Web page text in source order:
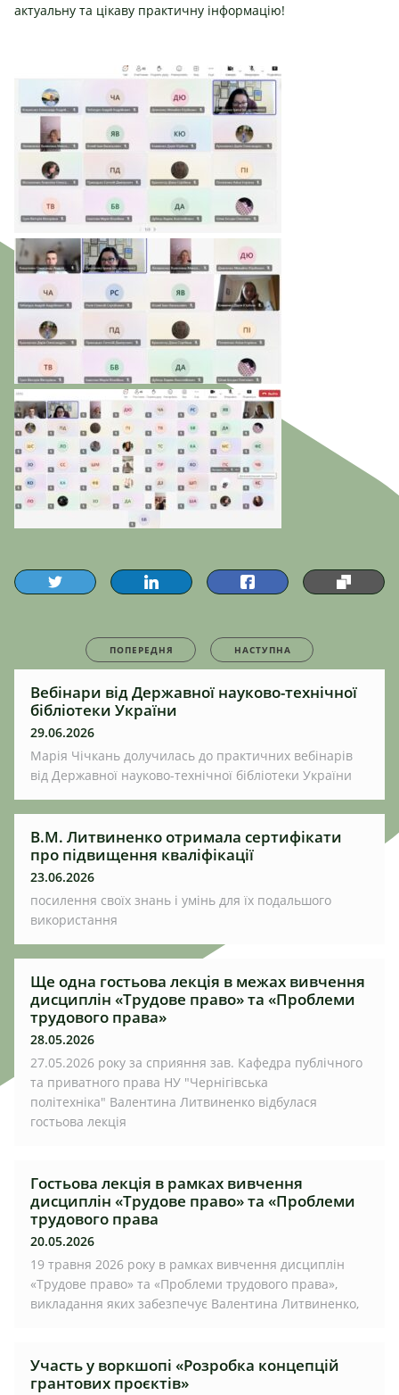
актуальну та цікаву практичну інформацію!
ПОПЕРЕДНЯ НАСТУПНА
Вебінари від Державної науково-технічної
бібліотеки України
29.06.2026
Марія Чічкань долучилась до практичних вебінарів
від Державної науково-технічної бібліотеки України
В.М. Литвиненко отримала сертифікати
про підвищення кваліфікації
23.06.2026
посилення своїх знань і умінь для їх подальшого
використання
Ще одна гостьова лекція в межах вивчення
дисциплін «Трудове право» та «Проблеми
трудового права»
28.05.2026
27.05.2026 року за сприяння зав. Кафедра публічного
та приватного права НУ "Чернігівська
політехніка" Валентина Литвиненко відбулася
гостьова лекція
Гостьова лекція в рамках вивчення
дисциплін «Трудове право» та «Проблеми
трудового права
20.05.2026
19 травня 2026 року в рамках вивчення дисциплін
«Трудове право» та «Проблеми трудового права»,
викладання яких забезпечує Валентина Литвиненко,
Участь у воркшопі «Розробка концепцій
грантових проєктів»